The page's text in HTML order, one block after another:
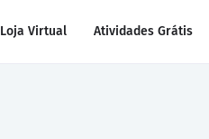
Loja Virtual Atividades Grátis